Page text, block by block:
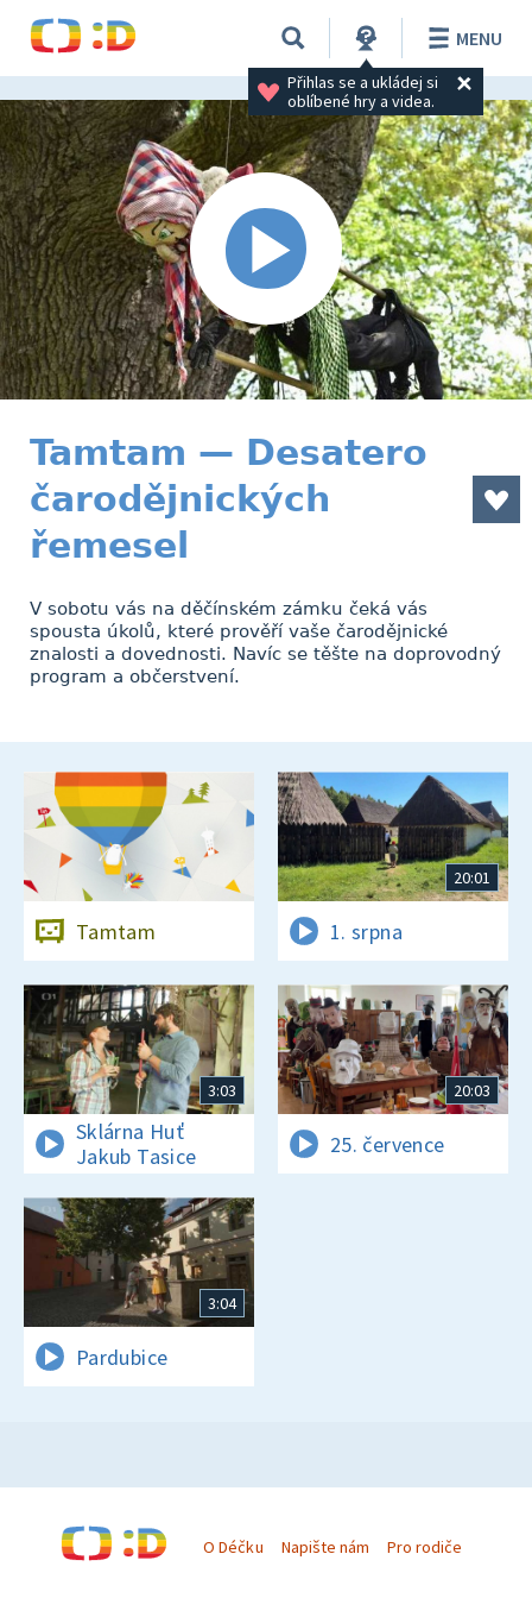
Přihlas se a ukládej si
oblíbené hry a videa.
MENU
Tamtam — Desatero
čarodějnických
řemesel
V sobotu vás na děčínském zámku čeká vás
spousta úkolů, které prověří vaše čarodějnické
znalosti a dovednosti. Navíc se těšte na doprovodný
program a občerstvení.
Tamtam
20:01
1. srpna
3:03
Sklárna Huť
Jakub Tasice
20:03
25. července
3:04
Pardubice
O Déčku Napište nám Pro rodiče